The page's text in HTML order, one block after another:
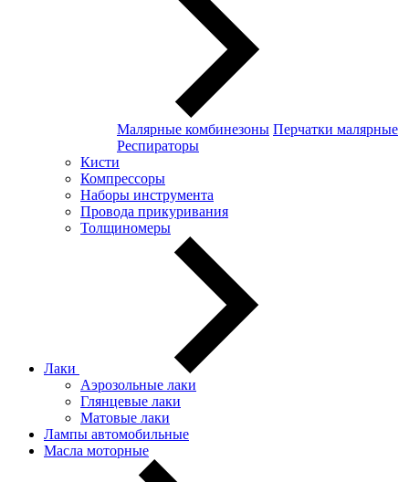
Малярные комбинезоны Перчатки малярные
Респираторы
Кисти
Компрессоры
Наборы инструмента
Провода прикуривания
Толщиномеры
Лаки
Аэрозольные лаки
Глянцевые лаки
Матовые лаки
Лампы автомобильные
Масла моторные